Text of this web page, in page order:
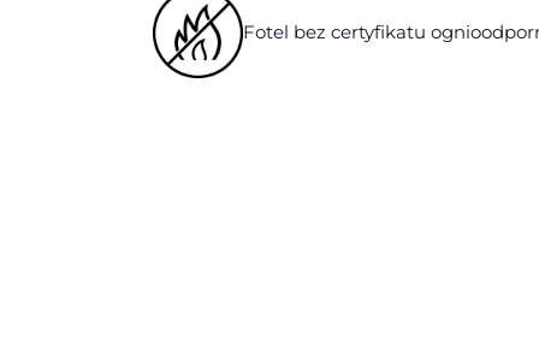
Fotel bez certyfikatu